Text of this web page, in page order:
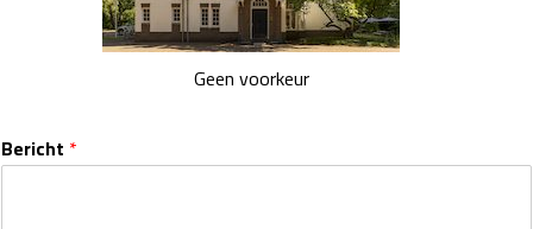
Geen voorkeur
Bericht *